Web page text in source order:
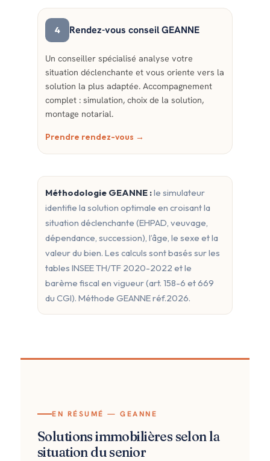
4 Rendez-vous conseil GEANNE
Un conseiller spécialisé analyse votre
situation déclenchante et vous oriente vers la
solution la plus adaptée. Accompagnement
complet : simulation, choix de la solution,
montage notarial.
Prendre rendez-vous →
Méthodologie GEANNE :le simulateur
identifie la solution optimale en croisant la
situation déclenchante (EHPAD, veuvage,
dépendance, succession), l’âge, le sexe et la
valeur du bien. Les calculs sont basés sur les
tables INSEE TH/TF 2020-2022 et le
barème fiscal en vigueur (art. 158-6 et 669
du CGI). Méthode GEANNE réf.2026.
EN RÉSUMÉ — GEANNE
Solutions immobilières selon la
situation du senior